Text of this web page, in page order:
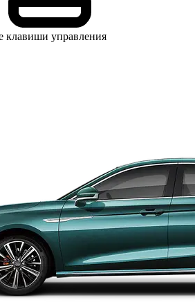
клавиши управления